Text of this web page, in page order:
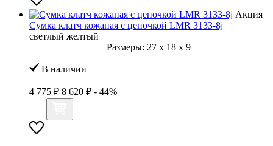
Акция
Сумка клатч кожаная с цепочкой LMR 3133-8j
светлый желтый
Размеры: 27 x 18 x 9
В наличии
4 775 ₽ 8 620 ₽ - 44%